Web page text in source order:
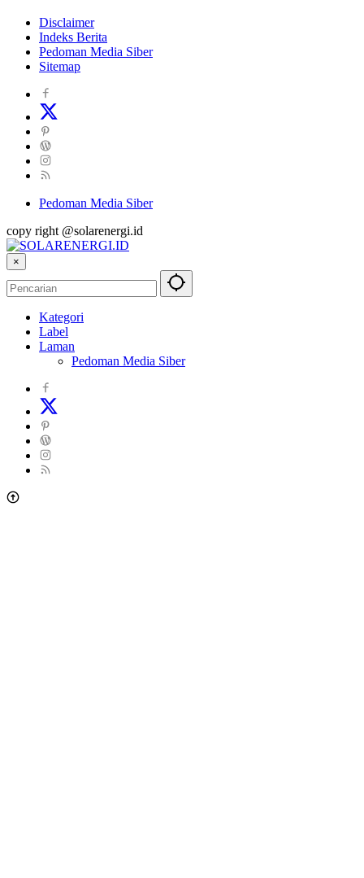
Disclaimer
Indeks Berita
Pedoman Media Siber
Sitemap
Pedoman Media Siber
copy right @solarenergi.id
×
Kategori
Label
Laman
Pedoman Media Siber